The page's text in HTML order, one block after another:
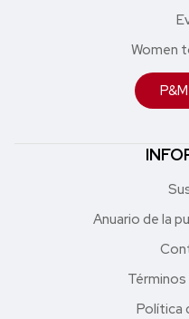
Women
Anuario de la
Política